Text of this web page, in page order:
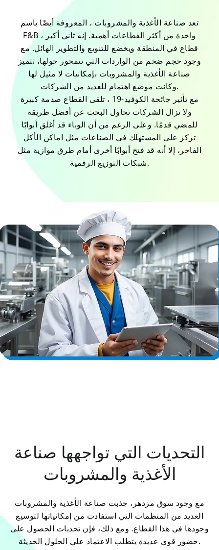
تعد صناعة الأغذية والمشروبات ، المعروفة أيضًا باسم
F&B ، واحدة من أكثر القطاعات أهمية. إنه ثاني أكبر
قطاع في المنطقة ويخضع للتنويع والتطوير الهائل. مع
وجود حجم ضخم من الواردات التي تتمحور حولها، تتميز
صناعة الأغذية والمشروبات بإمكانيات لا مثيل لها
وكانت موضع اهتمام للعديد من الشركات.
مع تأثير جائحة الكوفيد-19 ، تلقى القطاع صدمة كبيرة
ولا تزال الشركات تحاول البحث عن أفضل طريقة
للمضي قدمًا. وعلى الرغم من أن الوباء قد أغلق أبوابًا
تركز على المستهلك في الصناعات مثل اماكن الأكل
الفاخر، إلا أنه قد فتح أبوابًا أخرى أمام طرق موازية مثل
شبكات التوزيع الرقمية.
التحديات التي تواجهها صناعة
الأغذية والمشروبات
مع وجود سوق مزدهر، جذبت صناعة الأغذية والمشروبات
العديد من المنظمات التي استفادت من إمكانياتها لتوسيع
وجودها في هذا القطاع. ومع ذلك، فإن تحديات الحصول على
حضور قوي عديدة يتطلب الاعتماد علي الحلول الحديثة.